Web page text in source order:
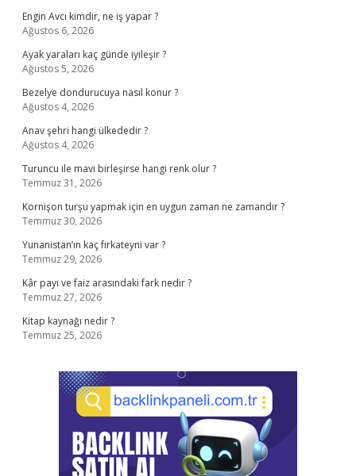
Engin Avcı kimdir, ne iş yapar ?
Ağustos 6, 2026
Ayak yaraları kaç günde iyileşir ?
Ağustos 5, 2026
Bezelye dondurucuya nasıl konur ?
Ağustos 4, 2026
Anav şehri hangi ülkededir ?
Ağustos 4, 2026
Turuncu ile mavi birleşirse hangi renk olur ?
Temmuz 31, 2026
Kornişon turşu yapmak için en uygun zaman ne zamandır ?
Temmuz 30, 2026
Yunanistan’ın kaç fırkateyni var ?
Temmuz 29, 2026
Kâr payı ve faiz arasındaki fark nedir ?
Temmuz 27, 2026
Kitap kaynağı nedir ?
Temmuz 25, 2026